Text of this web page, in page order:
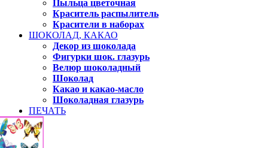
Пыльца цветочная
Краситель распылитель
Красители в наборах
ШОКОЛАД, КАКАО
Декор из шоколада
Фигурки шок. глазурь
Велюр шоколадный
Шоколад
Какао и какао-масло
Шоколадная глазурь
ПЕЧАТЬ